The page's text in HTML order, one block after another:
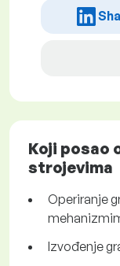
Koji posao
strojevima
Operiranje
Izvođenje